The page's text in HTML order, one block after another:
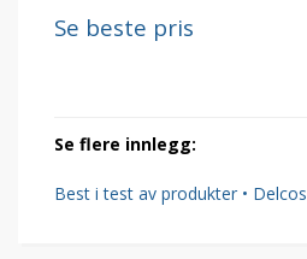
Se beste pris
Se flere innlegg:
Best i test av produkter • Delcos